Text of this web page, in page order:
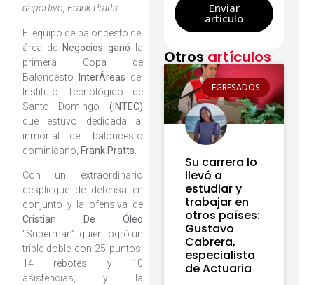
deportivo, Frank Pratts
El equipo de baloncesto del
área de Negocios ganó la
primera Copa de
Baloncesto InterÁreas del
Instituto Tecnológico de
Santo Domingo (INTEC)
que estuvo dedicada al
inmortal del baloncesto
dominicano, Frank Pratts.
Con un extraordinario
despliegue de defensa en
conjunto y la ofensiva de
Cristian De Óleo
“Superman”, quien logró un
triple doble con 25 puntos,
14 rebotes y 10
asistencias, y la
Enviar
artículo
Otros artículos
EGRESADOS
Su carrera lo
llevó a
estudiar y
trabajar en
otros países:
Gustavo
Cabrera,
especialista
de Actuaria